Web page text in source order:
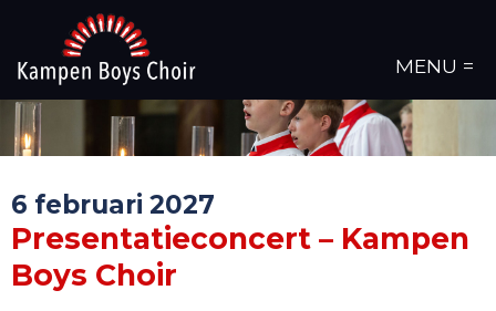
MENU =
6 februari 2027
Presentatieconcert – Kampen
Boys Choir